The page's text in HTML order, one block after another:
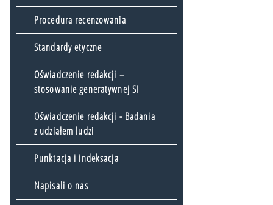
Procedura recenzowania
Standardy etyczne
Oświadczenie redakcji –
stosowanie generatywnej SI
Oświadczenie redakcji - Badania
z udziałem ludzi
Punktacja i indeksacja
Napisali o nas